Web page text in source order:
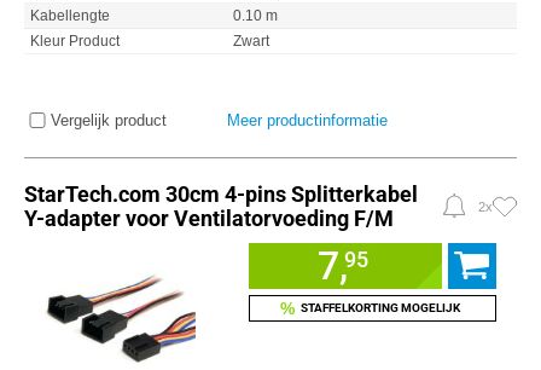
Kabellengte
0.10 m
Kleur Product
Zwart
Vergelijk product Meer productinformatie
StarTech.com 30cm 4-pins Splitterkabel
Y-adapter voor Ventilatorvoeding F/M
2x
7,95
% STAFFELKORTING MOGELIJK